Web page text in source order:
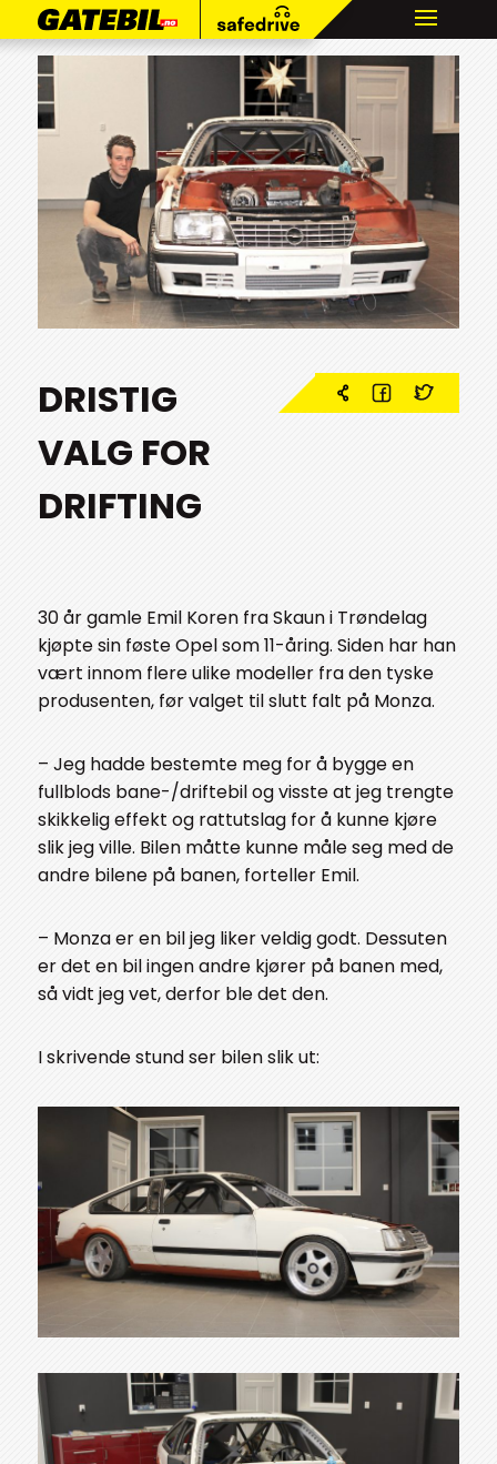
DRISTIG
VALG FOR
DRIFTING
30 år gamle Emil Koren fra Skaun i Trøndelag
kjøpte sin føste Opel som 11-åring. Siden har han
vært innom flere ulike modeller fra den tyske
produsenten, før valget til slutt falt på Monza.
– Jeg hadde bestemte meg for å bygge en
fullblods bane-/driftebil og visste at jeg trengte
skikkelig effekt og rattutslag for å kunne kjøre
slik jeg ville. Bilen måtte kunne måle seg med de
andre bilene på banen, forteller Emil.
– Monza er en bil jeg liker veldig godt. Dessuten
er det en bil ingen andre kjører på banen med,
så vidt jeg vet, derfor ble det den.
I skrivende stund ser bilen slik ut: